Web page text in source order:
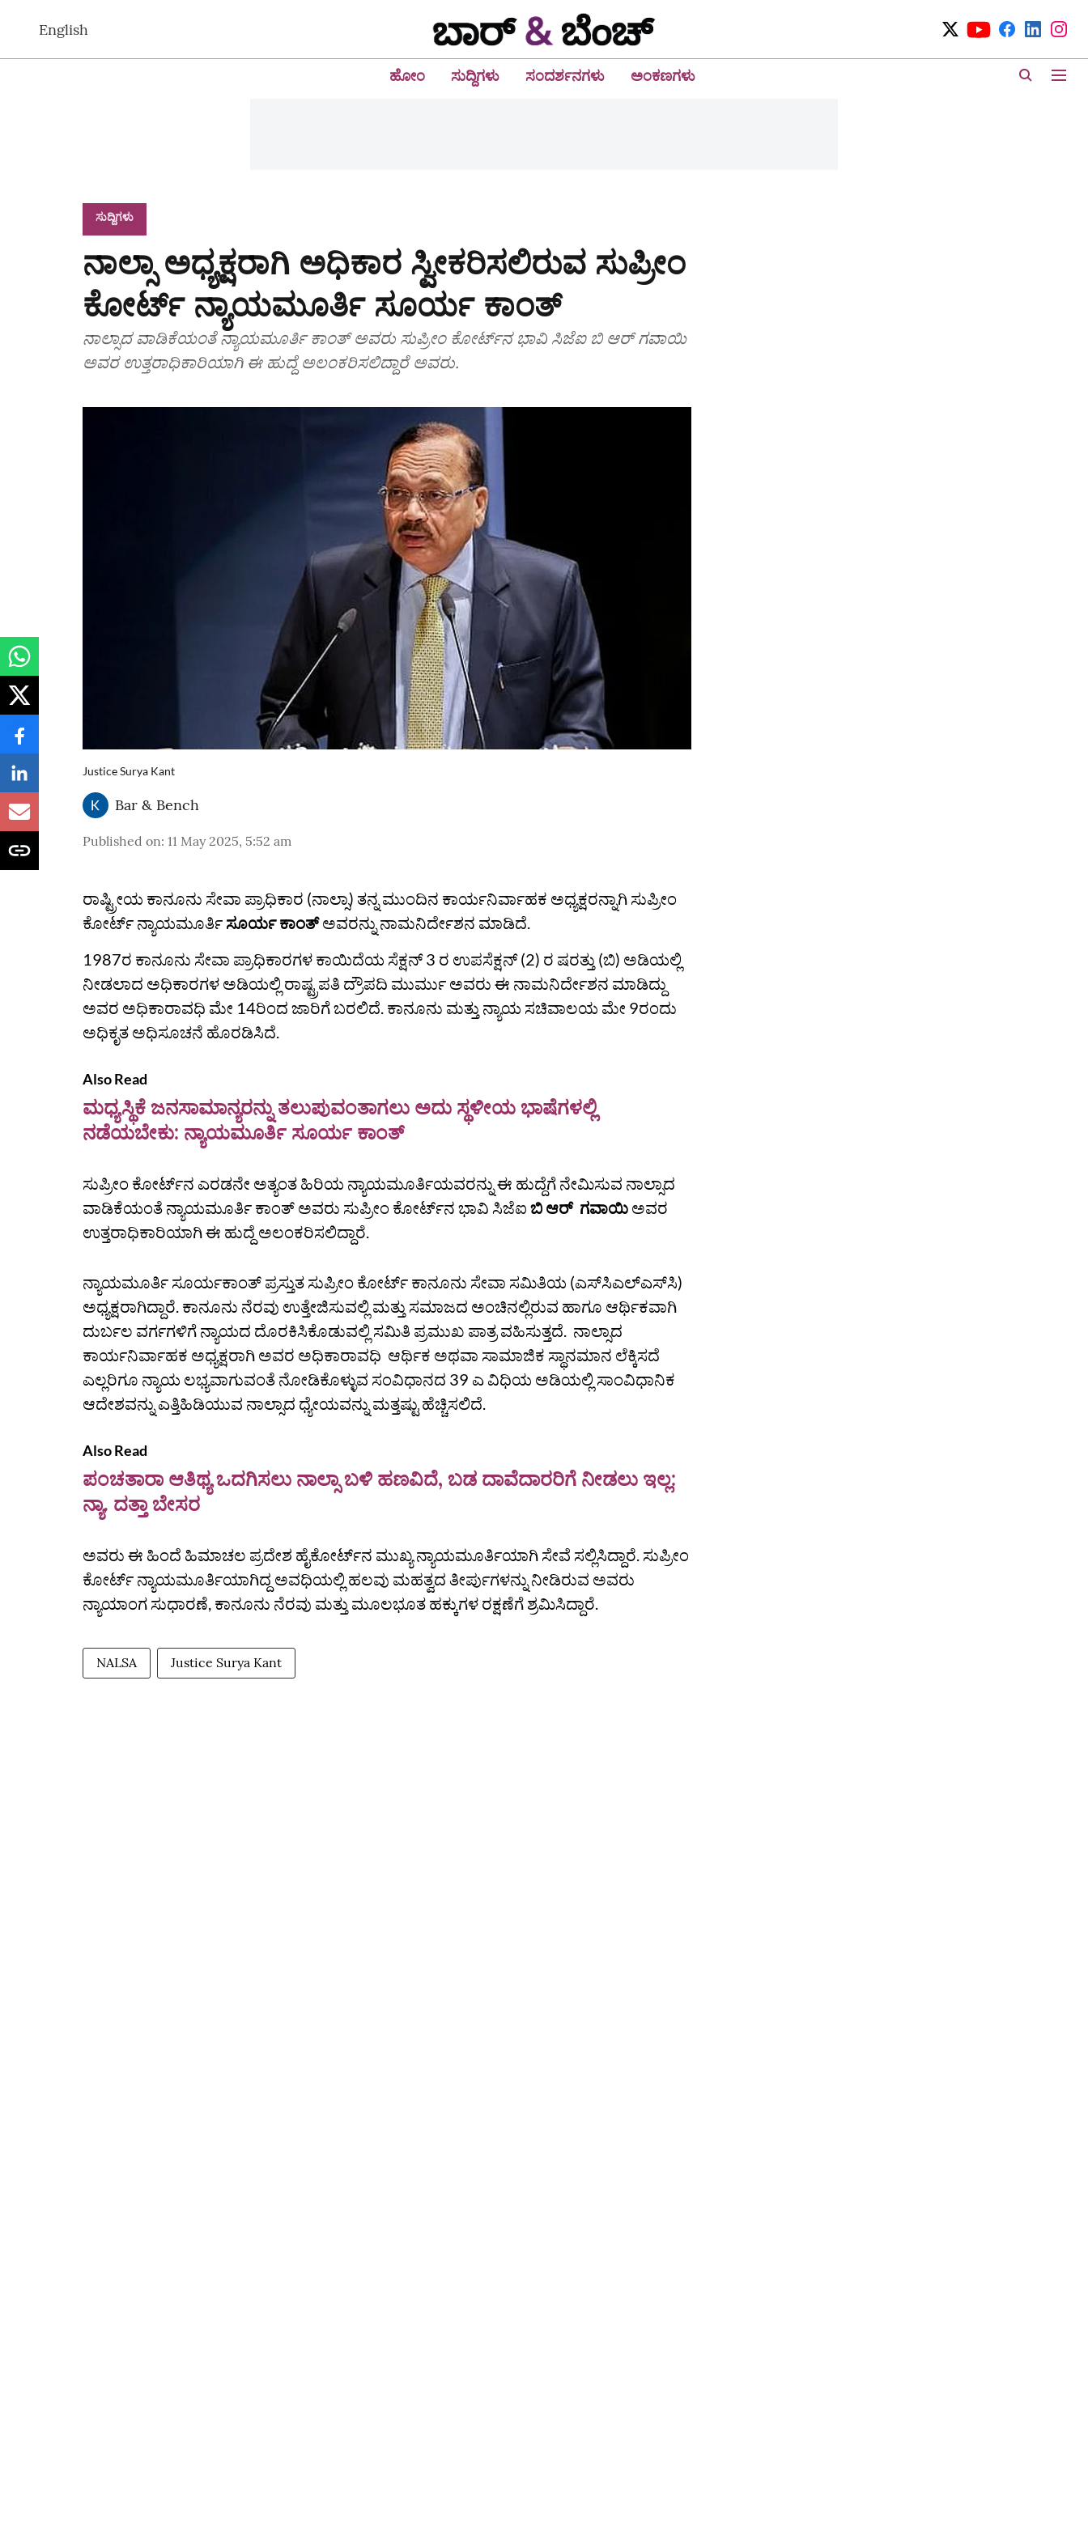
English
ಹೋಂ ಸುದ್ದಿಗಳು ಸಂದರ್ಶನಗಳು ಅಂಕಣಗಳು
ಸುದ್ದಿಗಳು
ನಾಲ್ಸಾ ಅಧ್ಯಕ್ಷರಾಗಿ ಅಧಿಕಾರ ಸ್ವೀಕರಿಸಲಿರುವ ಸುಪ್ರೀಂ
ಕೋರ್ಟ್ ನ್ಯಾಯಮೂರ್ತಿ ಸೂರ್ಯ ಕಾಂತ್
ನಾಲ್ಸಾದ ವಾಡಿಕೆಯಂತೆ ನ್ಯಾಯಮೂರ್ತಿ ಕಾಂತ್ ಅವರು ಸುಪ್ರೀಂ ಕೋರ್ಟ್‌ನ ಭಾವಿ ಸಿಜೆಐ ಬಿ ಆರ್ ಗವಾಯಿ
ಅವರ ಉತ್ತರಾಧಿಕಾರಿಯಾಗಿ ಈ ಹುದ್ದೆ ಅಲಂಕರಿಸಲಿದ್ದಾರೆ ಅವರು.
Justice Surya Kant
Bar & Bench
Published on: 11 May 2025, 5:52 am
ರಾಷ್ಟ್ರೀಯ ಕಾನೂನು ಸೇವಾ ಪ್ರಾಧಿಕಾರ (ನಾಲ್ಸಾ) ತನ್ನ ಮುಂದಿನ ಕಾರ್ಯನಿರ್ವಾಹಕ ಅಧ್ಯಕ್ಷರನ್ನಾಗಿ ಸುಪ್ರೀಂ
ಕೋರ್ಟ್ ನ್ಯಾಯಮೂರ್ತಿ ಸೂರ್ಯ ಕಾಂತ್ಅವರನ್ನು ನಾಮನಿರ್ದೇಶನ ಮಾಡಿದೆ.
1987ರ ಕಾನೂನು ಸೇವಾ ಪ್ರಾಧಿಕಾರಗಳ ಕಾಯಿದೆಯ ಸೆಕ್ಷನ್ 3 ರ ಉಪಸೆಕ್ಷನ್‌ (2) ರ ಷರತ್ತು (ಬಿ) ಅಡಿಯಲ್ಲಿ
ನೀಡಲಾದ ಅಧಿಕಾರಗಳ ಅಡಿಯಲ್ಲಿ ರಾಷ್ಟ್ರಪತಿ ದ್ರೌಪದಿ ಮುರ್ಮು ಅವರು ಈ ನಾಮನಿರ್ದೇಶನ ಮಾಡಿದ್ದು
ಅವರ ಅಧಿಕಾರಾವಧಿ ಮೇ 14ರಿಂದ ಜಾರಿಗೆ ಬರಲಿದೆ. ಕಾನೂನು ಮತ್ತು ನ್ಯಾಯ ಸಚಿವಾಲಯ ಮೇ 9ರಂದು
ಅಧಿಕೃತ ಅಧಿಸೂಚನೆ ಹೊರಡಿಸಿದೆ.
Also Read
ಮಧ್ಯಸ್ಥಿಕೆ ಜನಸಾಮಾನ್ಯರನ್ನು ತಲುಪುವಂತಾಗಲು ಅದು ಸ್ಥಳೀಯ ಭಾಷೆಗಳಲ್ಲಿ
ನಡೆಯಬೇಕು: ನ್ಯಾಯಮೂರ್ತಿ ಸೂರ್ಯ ಕಾಂತ್
ಸುಪ್ರೀಂ ಕೋರ್ಟ್‌ನ ಎರಡನೇ ಅತ್ಯಂತ ಹಿರಿಯ ನ್ಯಾಯಮೂರ್ತಿಯವರನ್ನು ಈ ಹುದ್ದೆಗೆ ನೇಮಿಸುವ ನಾಲ್ಸಾದ
ವಾಡಿಕೆಯಂತೆ ನ್ಯಾಯಮೂರ್ತಿ ಕಾಂತ್ ಅವರು ಸುಪ್ರೀಂ ಕೋರ್ಟ್‌ನ ಭಾವಿ ಸಿಜೆಐ ಬಿ ಆರ್ ಗವಾಯಿ ಅವರ
ಉತ್ತರಾಧಿಕಾರಿಯಾಗಿ ಈ ಹುದ್ದೆ ಅಲಂಕರಿಸಲಿದ್ದಾರೆ.
ನ್ಯಾಯಮೂರ್ತಿ ಸೂರ್ಯಕಾಂತ್ ಪ್ರಸ್ತುತ ಸುಪ್ರೀಂ ಕೋರ್ಟ್ ಕಾನೂನು ಸೇವಾ ಸಮಿತಿಯ (ಎಸ್‌ಸಿಎಲ್‌ಎಸ್‌ಸಿ)
ಅಧ್ಯಕ್ಷರಾಗಿದ್ದಾರೆ. ಕಾನೂನು ನೆರವು ಉತ್ತೇಜಿಸುವಲ್ಲಿ ಮತ್ತು ಸಮಾಜದ ಅಂಚಿನಲ್ಲಿರುವ ಹಾಗೂ ಆರ್ಥಿಕವಾಗಿ
ದುರ್ಬಲ ವರ್ಗಗಳಿಗೆ ನ್ಯಾಯದ ದೊರಕಿಸಿಕೊಡುವಲ್ಲಿ ಸಮಿತಿ ಪ್ರಮುಖ ಪಾತ್ರ ವಹಿಸುತ್ತದೆ. ನಾಲ್ಸಾದ
ಕಾರ್ಯನಿರ್ವಾಹಕ ಅಧ್ಯಕ್ಷರಾಗಿ ಅವರ ಅಧಿಕಾರಾವಧಿ ಆರ್ಥಿಕ ಅಥವಾ ಸಾಮಾಜಿಕ ಸ್ಥಾನಮಾನ ಲೆಕ್ಕಿಸದೆ
ಎಲ್ಲರಿಗೂ ನ್ಯಾಯ ಲಭ್ಯವಾಗುವಂತೆ ನೋಡಿಕೊಳ್ಳುವ ಸಂವಿಧಾನದ 39 ಎ ವಿಧಿಯ ಅಡಿಯಲ್ಲಿ ಸಾಂವಿಧಾನಿಕ
ಆದೇಶವನ್ನು ಎತ್ತಿಹಿಡಿಯುವ ನಾಲ್ಸಾದ ಧ್ಯೇಯವನ್ನು ಮತ್ತಷ್ಟು ಹೆಚ್ಚಿಸಲಿದೆ.
Also Read
ಪಂಚತಾರಾ ಆತಿಥ್ಯ ಒದಗಿಸಲು ನಾಲ್ಸಾ ಬಳಿ ಹಣವಿದೆ, ಬಡ ದಾವೆದಾರರಿಗೆ ನೀಡಲು ಇಲ್ಲ:
ನ್ಯಾ. ದತ್ತಾ ಬೇಸರ
ಅವರು ಈ ಹಿಂದೆ ಹಿಮಾಚಲ ಪ್ರದೇಶ ಹೈಕೋರ್ಟ್‌ನ ಮುಖ್ಯ ನ್ಯಾಯಮೂರ್ತಿಯಾಗಿ ಸೇವೆ ಸಲ್ಲಿಸಿದ್ದಾರೆ. ಸುಪ್ರೀಂ
ಕೋರ್ಟ್ ನ್ಯಾಯಮೂರ್ತಿಯಾಗಿದ್ದ ಅವಧಿಯಲ್ಲಿ ಹಲವು ಮಹತ್ವದ ತೀರ್ಪುಗಳನ್ನು ನೀಡಿರುವ ಅವರು
ನ್ಯಾಯಾಂಗ ಸುಧಾರಣೆ, ಕಾನೂನು ನೆರವು ಮತ್ತು ಮೂಲಭೂತ ಹಕ್ಕುಗಳ ರಕ್ಷಣೆಗೆ ಶ್ರಮಿಸಿದ್ದಾರೆ.
NALSA Justice Surya Kant